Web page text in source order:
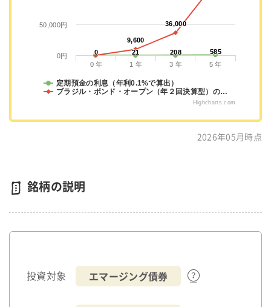
0
0 21
21 208
208 585
585
9,600
9,600
36,000
36,000
定期預金の利息（年利0.1%で算出）
ブラジル・ボンド・オープン（年２回決算型）の…
0 年 1 年 3 年 5 年
0円
50,000円
Highcharts.com
2026年05月時点
銘柄の説明
投資対象 エマージング債券